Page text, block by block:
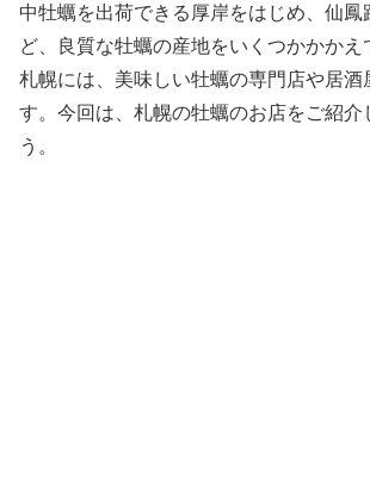
中牡蠣を出荷できる厚岸をはじめ、仙鳳
ど、良質な牡蠣の産地をいくつかかかえ
札幌には、美味しい牡蠣の専門店や居酒
す。今回は、札幌の牡蠣のお店をご紹介
う。